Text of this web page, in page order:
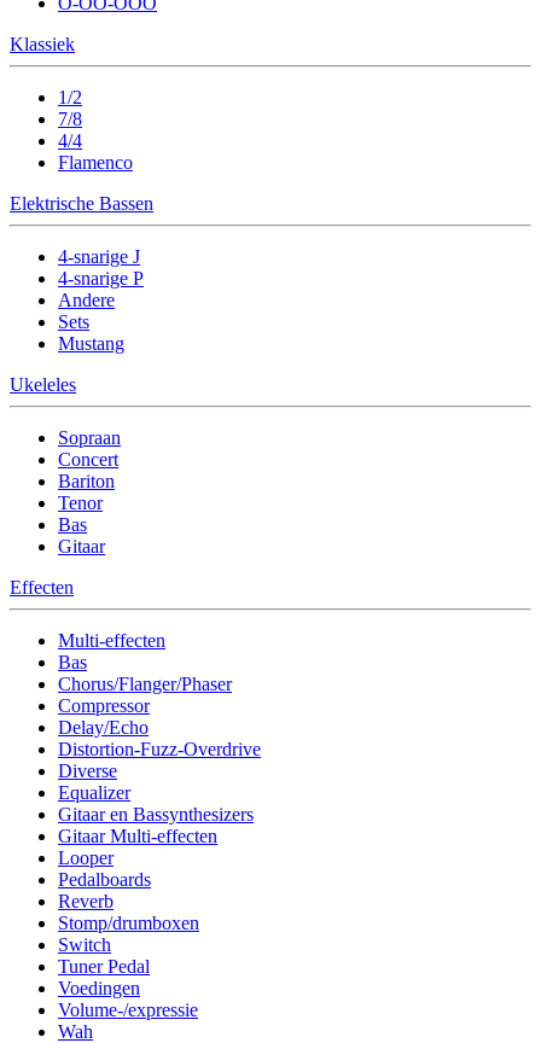
Klassiek
1/2
7/8
4/4
Flamenco
Elektrische Bassen
4-snarige J
4-snarige P
Andere
Sets
Mustang
Ukeleles
Sopraan
Concert
Bariton
Tenor
Bas
Gitaar
Effecten
Multi-effecten
Bas
Chorus/Flanger/Phaser
Compressor
Delay/Echo
Distortion-Fuzz-Overdrive
Diverse
Equalizer
Gitaar en Bassynthesizers
Gitaar Multi-effecten
Looper
Pedalboards
Reverb
Stomp/drumboxen
Switch
Tuner Pedal
Voedingen
Volume-/expressie
Wah